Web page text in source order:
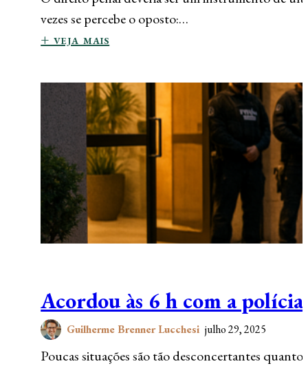
vezes se percebe o oposto:…
+ veja mais
Acordou às 6 h com a polícia
Guilherme Brenner Lucchesi julho 29, 2025
Poucas situações são tão desconcertantes